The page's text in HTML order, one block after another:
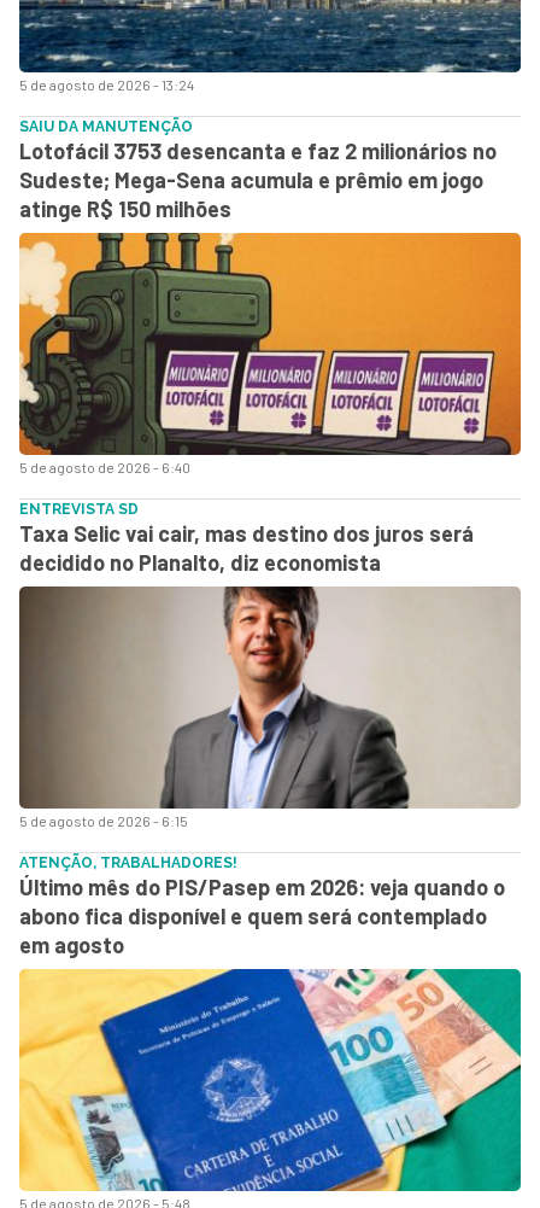
5 de agosto de 2026 - 13:24
5 de agosto de 2026 - 6:40
SAIU DA MANUTENÇÃO
Lotofácil 3753 desencanta e faz 2 milionários no
Sudeste; Mega-Sena acumula e prêmio em jogo
atinge R$ 150 milhões
5 de agosto de 2026 - 6:15
ENTREVISTA SD
Taxa Selic vai cair, mas destino dos juros será
decidido no Planalto, diz economista
5 de agosto de 2026 - 5:48
ATENÇÃO, TRABALHADORES!
Último mês do PIS/Pasep em 2026: veja quando o
abono fica disponível e quem será contemplado
em agosto